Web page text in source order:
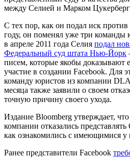
между Селией и Марком
С тех пор, как он подал иск
году, он поменял уже три
в апреле 2011 года Селия подал
Федеральный суд штата Нью-Йорк
писем, которые якобы доказывают
участие в создании Facebook. Для
команду юристов из компании DLA
месяца также заявили о своем
точную причину своего ухода.
Издание Bloomberg утверждает,
компании отказались
как ознакомились с имеющимися у
Ранее представители Facebook